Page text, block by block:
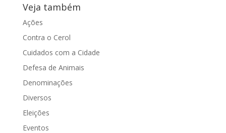
Veja também
Ações
Contra o Cerol
Cuidados com a Cidade
Defesa de Animais
Denominações
Diversos
Eleições
Eventos